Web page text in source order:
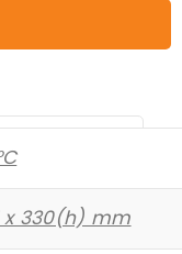
x 330(h) mm